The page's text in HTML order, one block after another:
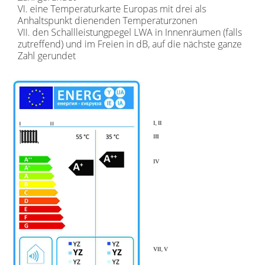
VI. eine Temperaturkarte Europas mit drei als
Anhaltspunkt dienenden Temperaturzonen
VII. den Schallleistungpegel LWA in Innenräumen (falls
zutreffend) und im Freien in dB, auf die nächste ganze
Zahl gerundet